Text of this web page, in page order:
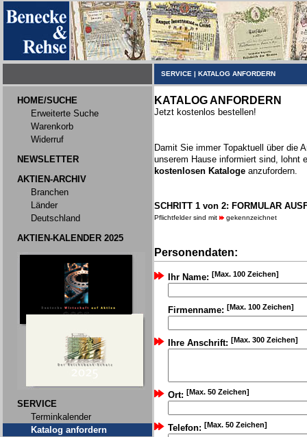
SERVICE | KATALOG ANFORDERN
HOME/SUCHE
Erweiterte Suche
Warenkorb
Widerruf
NEWSLETTER
AKTIEN-ARCHIV
Branchen
Länder
Deutschland
AKTIEN-KALENDER 2025
SERVICE
Terminkalender
Katalog anfordern
KATALOG ANFORDERN
Jetzt kostenlos bestellen!
Damit Sie immer Topaktuell über die
unserem Hause informiert sind, lohnt
kostenlosen Kataloge anzufordern.
SCHRITT 1 von 2: FORMULAR
Pflichtfelder sind mit gekennzeichnet
Personendaten:
Ihr Name: [Max. 100 Zeichen]
Firmenname: [Max. 100 Zeichen]
Ihre Anschrift: [Max. 300 Zeichen]
Ort: [Max. 50 Zeichen]
Telefon: [Max. 50 Zeichen]